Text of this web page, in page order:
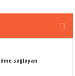
sağlayan